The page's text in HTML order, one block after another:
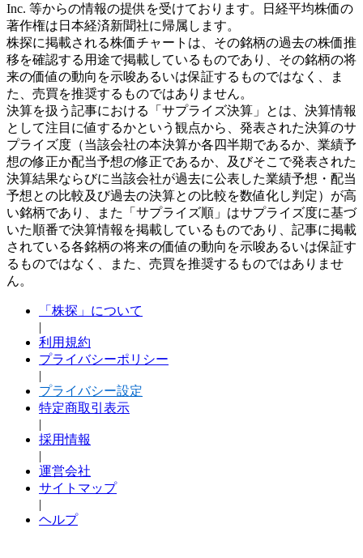
Inc. 等からの情報の提供を受けております。日経平均株価の
著作権は日本経済新聞社に帰属します。
株探に掲載される株価チャートは、その銘柄の過去の株価推
移を確認する用途で掲載しているものであり、その銘柄の将
来の価値の動向を示唆あるいは保証するものではなく、ま
た、売買を推奨するものではありません。
決算を扱う記事における「サプライズ決算」とは、決算情報
として注目に値するかという観点から、発表された決算のサ
プライズ度（当該会社の本決算か各四半期であるか、業績予
想の修正か配当予想の修正であるか、及びそこで発表された
決算結果ならびに当該会社が過去に公表した業績予想・配当
予想との比較及び過去の決算との比較を数値化し判定）が高
い銘柄であり、また「サプライズ順」はサプライズ度に基づ
いた順番で決算情報を掲載しているものであり、記事に掲載
されている各銘柄の将来の価値の動向を示唆あるいは保証す
るものではなく、また、売買を推奨するものではありませ
ん。
「株探」について
|
利用規約
プライバシーポリシー
|
プライバシー設定
特定商取引表示
|
採用情報
|
運営会社
サイトマップ
|
ヘルプ